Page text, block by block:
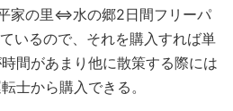
家の里⇔水の郷2日間フリーパ
いるので、それを購入すれば単
間があまり他に散策する際には
士から購入できる。